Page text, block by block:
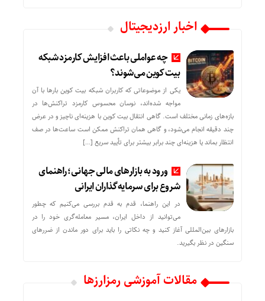
اخبار ارزدیجیتال
چه عواملی باعث افزایش کارمزد شبکه
بیت کوین می‌شوند؟
یکی از موضوعاتی که کاربران شبکه بیت کوین بارها با آن
مواجه شده‌اند، نوسان محسوس کارمزد تراکنش‌ها در
بازه‌های زمانی مختلف است. گاهی انتقال بیت کوین با هزینه‌ای ناچیز و در عرض
چند دقیقه انجام می‌شود، و گاهی همان تراکنش ممکن است ساعت‌ها در صف
انتظار بماند یا هزینه‌ای چند برابر بیشتر برای تأیید سریع […]
ورود به بازارهای مالی جهانی؛ راهنمای
شروع برای سرمایه‌گذاران ایرانی
در این راهنما، قدم به قدم بررسی می‌کنیم که چطور
می‌توانید از داخل ایران، مسیر معامله‌گری خود را در
بازارهای بین‌المللی آغاز کنید و چه نکاتی را باید برای دور ماندن از ضررهای
سنگین در نظر بگیرید.
مقالات آموزشی رمزارزها